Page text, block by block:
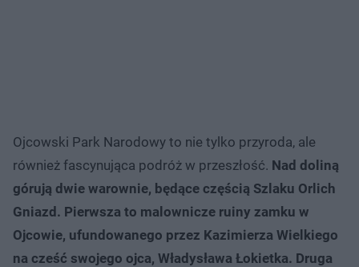
Ojcowski Park Narodowy to nie tylko przyroda, ale
również fascynująca podróż w przeszłość. Nad doliną
górują dwie warownie, będące częścią Szlaku Orlich
Gniazd. Pierwsza to malownicze ruiny zamku w
Ojcowie, ufundowanego przez Kazimierza Wielkiego
na cześć swojego ojca, Władysława Łokietka. Druga